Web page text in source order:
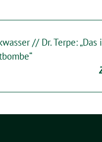
// Dr. Terpe: „Das